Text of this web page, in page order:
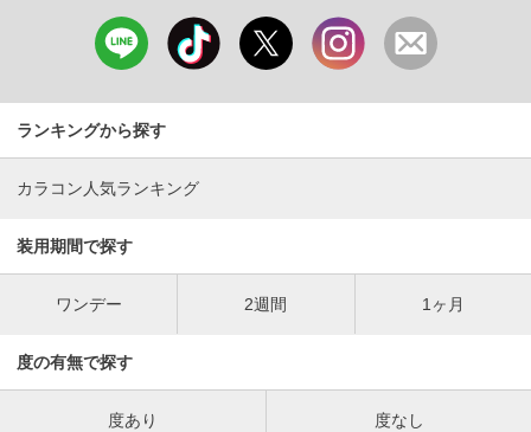
ランキングから探す
カラコン人気ランキング
装用期間で探す
ワンデー 2週間 1ヶ月
度の有無で探す
度あり 度なし